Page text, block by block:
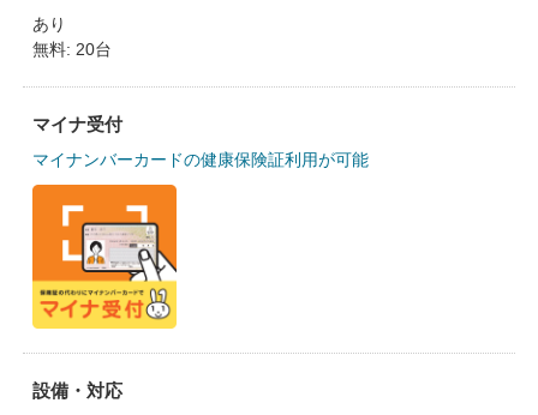
あり
無料: 20台
マイナ受付
マイナンバーカードの健康保険証利用が可能
設備・対応